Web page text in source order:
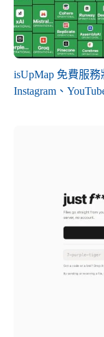
isUpMap 免費服務
Instagram、